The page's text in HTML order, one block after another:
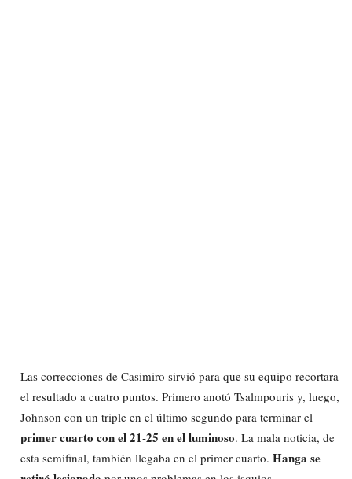
Las correcciones de Casimiro sirvió para que su equipo recortara
el resultado a cuatro puntos. Primero anotó Tsalmpouris y, luego,
Johnson con un triple en el último segundo para terminar el
primer cuarto con el 21-25 en el luminoso. La mala noticia, de
esta semifinal, también llegaba en el primer cuarto. Hanga se